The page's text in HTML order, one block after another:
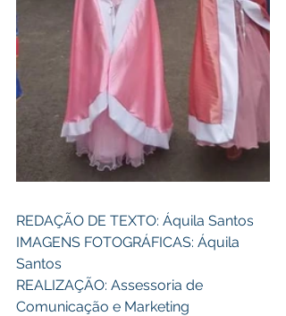
REDAÇÃO DE TEXTO: Áquila Santos
IMAGENS FOTOGRÁFICAS: Áquila
Santos
REALIZAÇÃO: Assessoria de
Comunicação e Marketing